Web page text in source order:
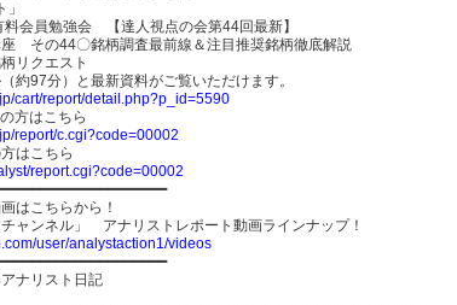
料会員勉強会 【達人視点の会第44回最新】
座 その44〇銘柄調査最前線＆注目推奨銘柄徹底解説
リクエスト
約97分）と最新資料がご覧いただけます。
cart/report/detail.php?p_id=5590
方はこちら
report/c.cgi?code=00002
はこちら
report.cgi?code=00002
はこちらから！
ャンネル」 アナリストレポート動画ラインナップ！
user/analystaction1/videos
ナリスト日記